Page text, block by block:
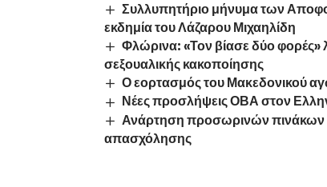
Συλλυπητήριο μήνυμα των
εκδημία του Λάζαρου Μιχαηλίδη
Φλώρινα: «Τον βίασε δύο φορές»
σεξουαλικής κακοποίησης
Ο εορτασμός του Μακεδονικού
Νέες προσλήψεις ΟΒΑ στον
Ανάρτηση προσωρινών πινάκων
απασχόλησης